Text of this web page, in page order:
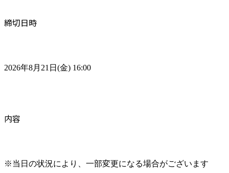
締切日時
2026年8月21日(金) 16:00
内容
※当日の状況により、一部変更になる場合がございます